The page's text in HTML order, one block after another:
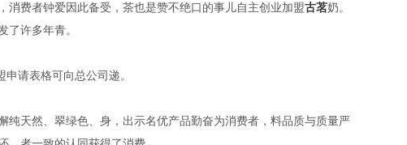
费者钟爱因此备受，茶也是赞不绝口的事儿自主创业加盟古茗奶。
了许多年青。
请表格可向总公司递。
天然、翠绿色、身，出示名优产品勤奋为消费者，料品质与质量严